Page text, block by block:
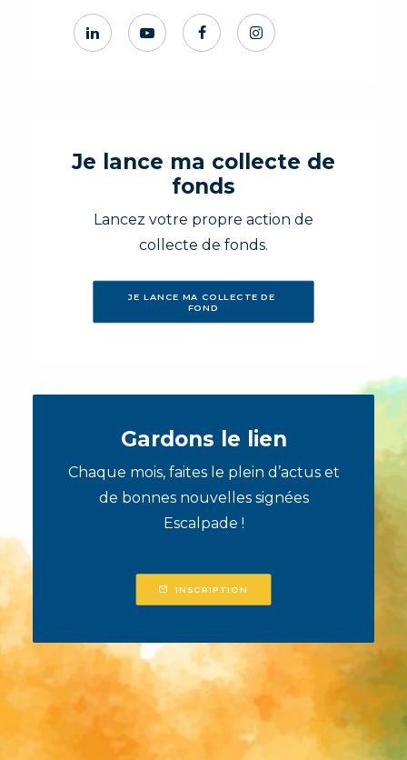
Je lance ma collecte de
fonds
Lancez votre propre action de
collecte de fonds.
JE LANCE MA COLLECTE DE
FOND
Gardons le lien
Chaque mois, faites le plein d’actus et
de bonnes nouvelles signées
Escalpade !
INSCRIPTION